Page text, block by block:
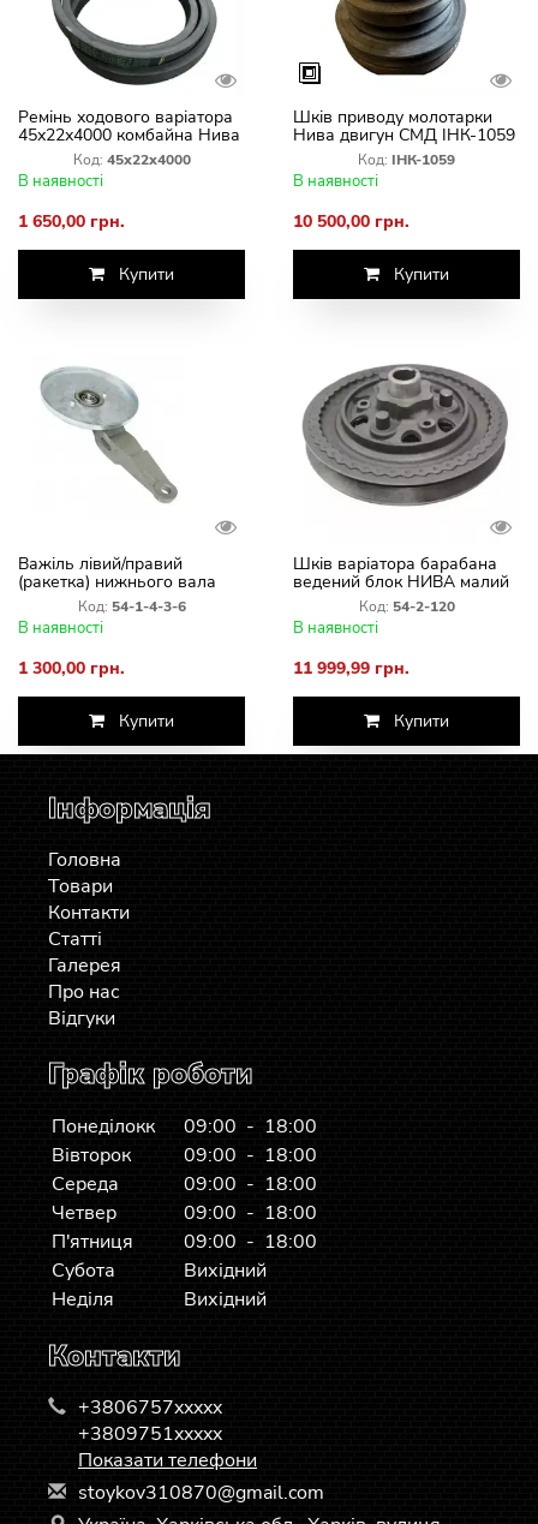
Ремінь ходового варіатора
45х22х4000 комбайна Нива
СК-5М Германия
Код: 45х22х4000
В наявності
1 650,00 грн.
Купити
Шків приводу молотарки
Нива двигун СМД ІНК-1059
Код: ІНК-1059
В наявності
10 500,00 грн.
Купити
Важіль лівий/правий
(ракетка) нижнього вала
похилої камери
Код: 54-1-4-3-6
В наявності
1 300,00 грн.
Купити
Шків варіатора барабана
ведений блок НИВА малий
54-2-120Код: 54-2-120
В наявності
11 999,99 грн.
Купити
Інформація
Головна
Товари
Контакти
Статті
Галерея
Про нас
Відгуки
Графік роботи
Понеділокк
09:00 - 18:00
Вівторок
09:00 - 18:00
Середа
09:00 - 18:00
Четвер
09:00 - 18:00
П'ятниця
09:00 - 18:00
Субота
Вихідний
Неділя
Вихідний
Контакти
+3806757xxxxx
+3809751xxxxx
Показати телефони
stoykov310870@gmail.com